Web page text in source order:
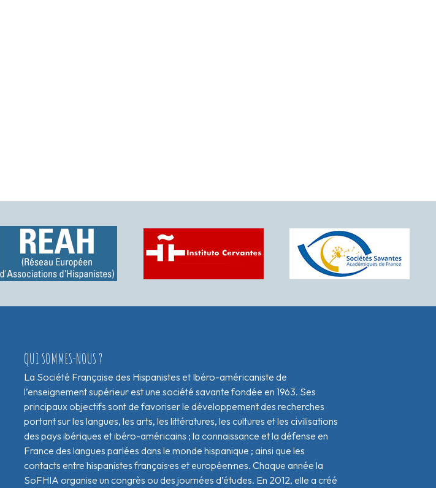
QUI SOMMES-NOUS ?
La Société Française des Hispanistes et Ibéro-américaniste de
l’enseignement supérieur est une société savante fondée en 1963. Ses
principaux objectifs sont de favoriser le développement des recherches
portant sur les langues, les arts, les littératures, les cultures et les civilisations
des pays ibériques et ibéro-américains ; la connaissance et la défense en
France des langues parlées dans le monde hispanique ; ainsi que les
contacts entre hispanistes français·es et européen·nes. Chaque année la
SoFHIA organise un congrès ou des journées d’études. En 2012, elle a créé